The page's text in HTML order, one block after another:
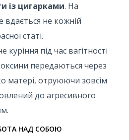
із цигарками. На
вдається не кожній
статі.
під час вагітності
передаються через
матері, отруюючи зовсім
до агресивного
НАД СОБОЮ